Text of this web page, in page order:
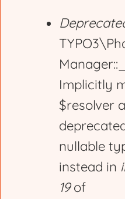
Implicitly
$resolver
nullable
instead in
19of